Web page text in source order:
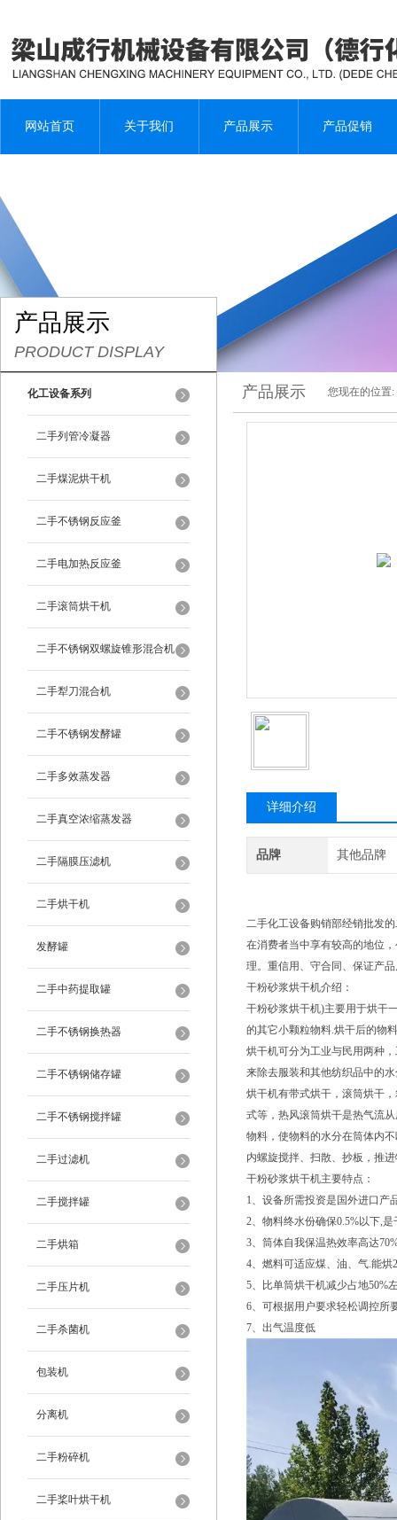
网站首页 关于我们 产品展示 产品促销
产品展示
PRODUCT DISPLAY
化工设备系列
二手列管冷凝器
二手煤泥烘干机
二手不锈钢反应釜
二手电加热反应釜
二手滚筒烘干机
二手不锈钢双螺旋锥形混合机
二手犁刀混合机
二手不锈钢发酵罐
二手多效蒸发器
二手真空浓缩蒸发器
二手隔膜压滤机
二手烘干机
发酵罐
二手中药提取罐
二手不锈钢换热器
二手不锈钢储存罐
二手不锈钢搅拌罐
二手过滤机
二手搅拌罐
二手烘箱
二手压片机
二手杀菌机
包装机
分离机
二手粉碎机
二手桨叶烘干机
产品展示 您现在的位置:
详细介绍
品牌 其他品牌
二手化工设备购销部经销批发
在消费者当中享有较高的地位
理。重信用、守合同、保证产
干粉砂浆烘干机介绍：
干粉砂浆烘干机)主要用于烘干
的其它小颗粒物料.烘干后的物
烘干机可分为工业与民用两种
来除去服装和其他纺织品中的
烘干机有带式烘干，滚筒烘干
式等，热风滚筒烘干是热气流
物料，使物料的水分在筒体内
内螺旋搅拌、扫散、抄板，推
干粉砂浆烘干机主要特点：
1、设备所需投资是国外进口产
2、物料终水份确保0.5%以下,
3、筒体自我保温热效率高达
4、燃料可适应煤、油、气.能烘
5、比单筒烘干机减少占地50%
6、可根据用户要求轻松调控所
7、出气温度低